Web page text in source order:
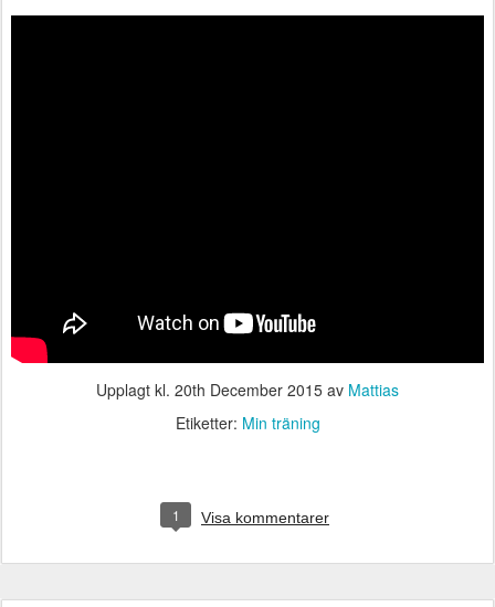
Upplagt kl. 20th December 2015 av Mattias
Etiketter: Min träning
1 Visa kommentarer